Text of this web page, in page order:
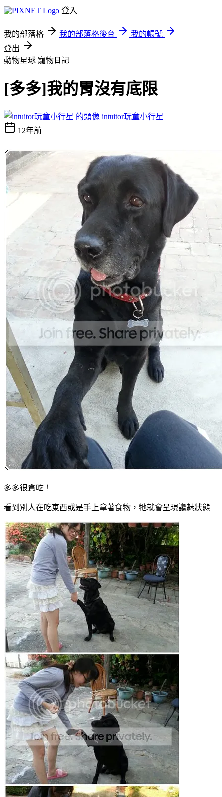
登入
我的部落格 我的部落格後台
我的帳號
登出
動物星球 寵物日記
[多多]我的胃沒有底限
intuitor玩童小行星
12年前
多多很貪吃！
看到別人在吃東西或是手上拿著食物，牠就會呈現讒魅狀態